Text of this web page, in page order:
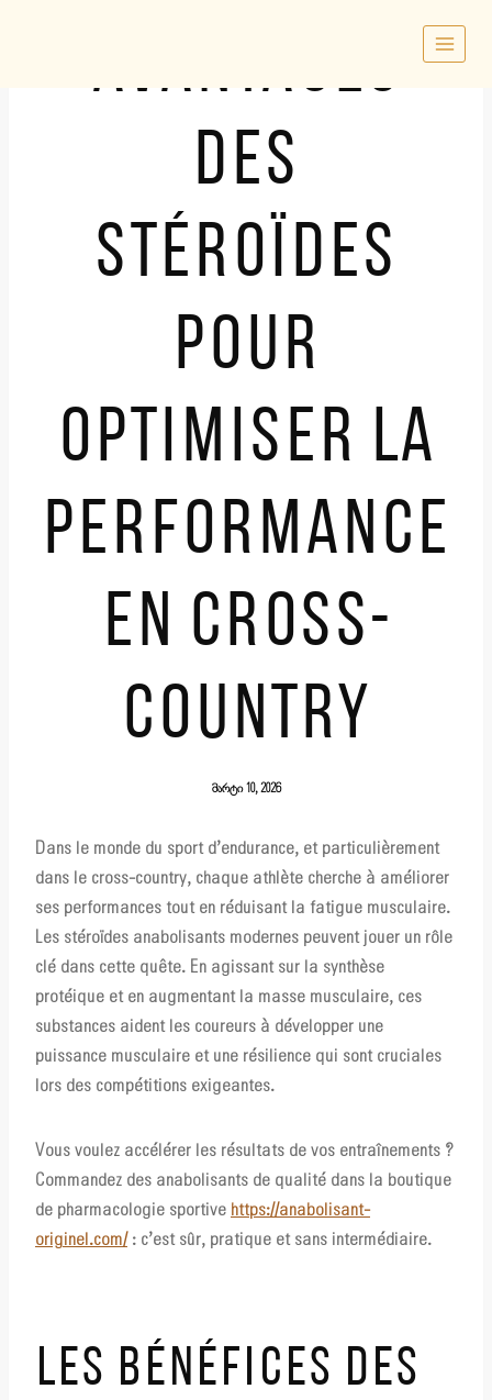
AVANTAGES
DES
STÉROÏDES
POUR
OPTIMISER LA
PERFORMANCE
EN CROSS-
COUNTRY
მარტი 10, 2026
Dans le monde du sport d’endurance, et particulièrement
dans le cross-country, chaque athlète cherche à améliorer
ses performances tout en réduisant la fatigue musculaire.
Les stéroïdes anabolisants modernes peuvent jouer un rôle
clé dans cette quête. En agissant sur la synthèse
protéique et en augmentant la masse musculaire, ces
substances aident les coureurs à développer une
puissance musculaire et une résilience qui sont cruciales
lors des compétitions exigeantes.
Vous voulez accélérer les résultats de vos entraînements ?
Commandez des anabolisants de qualité dans la boutique
de pharmacologie sportive https://anabolisant-
originel.com/ : c’est sûr, pratique et sans intermédiaire.
LES BÉNÉFICES DES